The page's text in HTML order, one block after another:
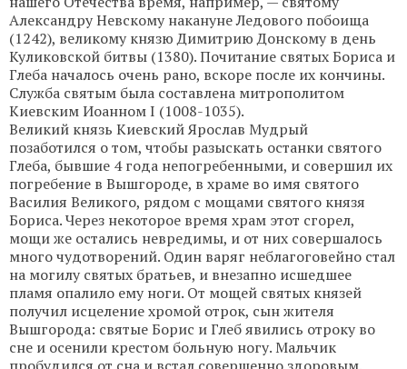
Александру Невскому накануне Ледового побоища
(1242), великому князю Димитрию Донскому в день
Куликовской битвы (1380). Почитание святых Бориса и
Глеба началось очень рано, вскоре после их кончины.
Служба святым была составлена митрополитом
Киевским Иоанном I (1008-1035).
Великий князь Киевский Ярослав Мудрый
позаботился о том, чтобы разыскать останки святого
Глеба, бывшие 4 года непогребенными, и совершил их
погребение в Вышгороде, в храме во имя святого
Василия Великого, рядом с мощами святого князя
Бориса. Через некоторое время храм этот сгорел,
мощи же остались невредимы, и от них совершалось
много чудотворений. Один варяг неблагоговейно стал
на могилу святых братьев, и внезапно исшедшее
пламя опалило ему ноги. От мощей святых князей
получил исцеление хромой отрок, сын жителя
Вышгорода: святые Борис и Глеб явились отроку во
сне и осенили крестом больную ногу. Мальчик